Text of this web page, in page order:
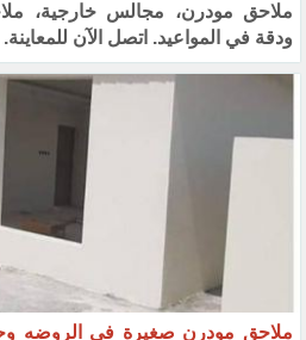
ملاحق مودرن، مجالس خارجية،
ودقة في المواعيد. اتصل الآن للمعاينة.
ملاحق مودرن صغيرة في الروضه